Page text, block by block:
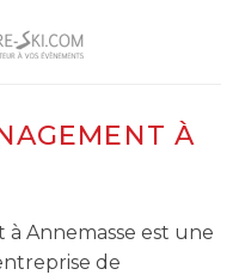
À
Annemasse est une
de